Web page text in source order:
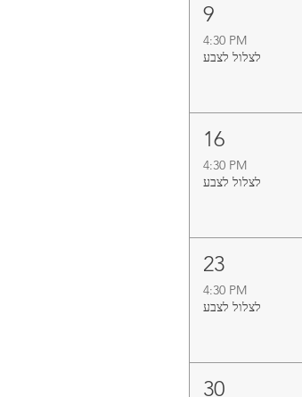
9
4:30 PM
16
4:30 PM
23
4:30 PM
30